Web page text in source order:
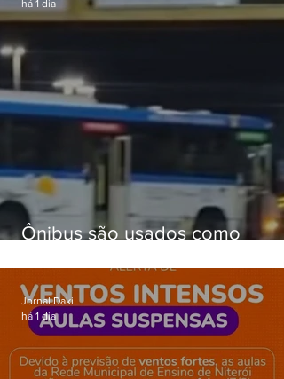
Ônibus são usados como
Gardênia Azul
há 1 dia
Jornal Daki
há 1 dia